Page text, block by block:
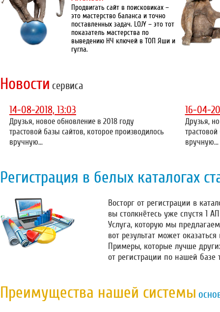
Продвигать сайт в поисковиках –
это мастерство баланса и точно
поставленных задач. LOJY – это тот
показатель мастерства по
выведению НЧ ключей в ТОП Яши и
гугла.
Новости сервиса
14-08-2018, 13:03
Друзья, новое обновление в 2018 году
трастовой базы сайтов, которое производилось
вручную...
16-04-
Друзья,
вручную...
Регистрация в белых каталогах
Восторг от регистрации в
вы столкнётесь уже спустя 1
Услуга, которую мы
вот результат может
Примеры, которые лучше
от регистрации по нашей базе
Преимущества нашей системы